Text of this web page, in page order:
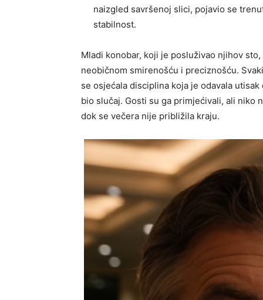
naizgled savršenoj slici, pojavio se
stabilnost.
Mladi konobar, koji je posluživao njihov
neobičnom smirenošću i preciznošću.
se osjećala disciplina koja je odavala
bio slučaj. Gosti su ga primjećivali, ali niko
dok se večera nije približila kraju.